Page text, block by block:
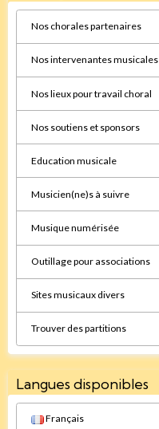
Nos chorales partenaires
Nos intervenantes musicales
Nos lieux pour travail choral
Nos soutiens et sponsors
Education musicale
Musicien(ne)s à suivre
Musique numérisée
Outillage pour associations
Sites musicaux divers
Trouver des partitions
Langues disponibles
Français